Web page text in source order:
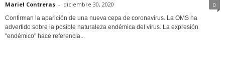
Mariel Contreras - diciembre 30, 2020 0
Confirman la aparición de una nueva cepa de coronavirus. La OMS ha
advertido sobre la posible naturaleza endémica del virus. La expresión
"endémico" hace referencia...